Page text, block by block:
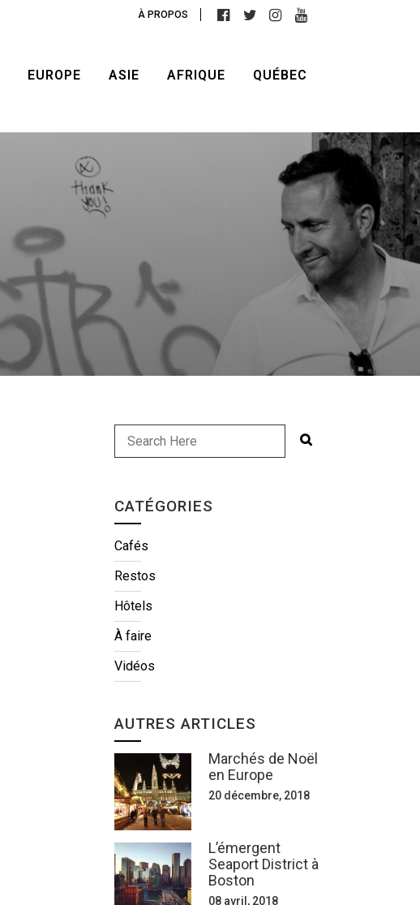
À PROPOS
EUROPE ASIE AFRIQUE QUÉBEC
CATÉGORIES
Cafés
Restos
Hôtels
À faire
Vidéos
AUTRES ARTICLES
Marchés de Noël
en Europe
20 décembre, 2018
L’émergent
Seaport District à
Boston
08 avril, 2018